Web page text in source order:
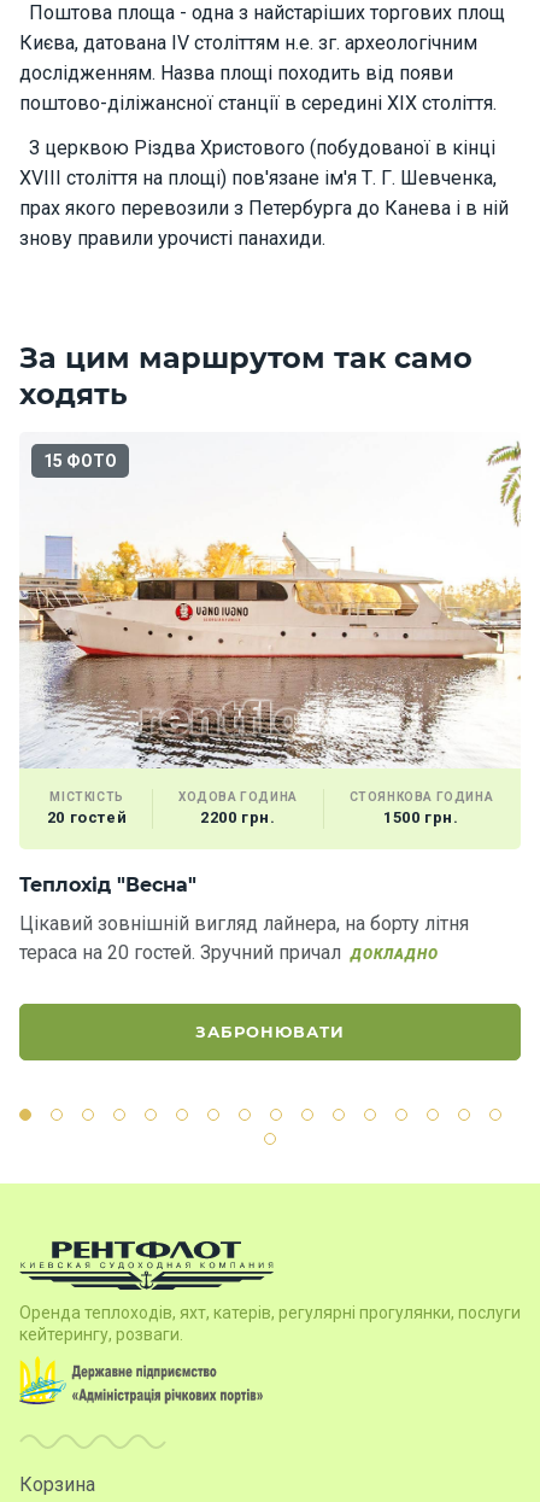
Поштова площа - одна з найстаріших торгових площ
Києва, датована IV століттям н.е. зг. археологічним
дослідженням. Назва площі походить від появи
поштово-діліжансної станції в середині XIX століття.
З церквою Різдва Христового (побудованої в кінці
XVIII століття на площі) пов'язане ім'я Т. Г. Шевченка,
прах якого перевозили з Петербурга до Канева і в ній
знову правили урочисті панахиди.
За цим маршрутом так само
ходять
15 ФОТО
МІСТКІСТЬ
20 гостей
ХОДОВА ГОДИНА
2200 грн.
СТОЯНКОВА ГОДИНА
1500 грн.
Теплохід "Весна"
Цікавий зовнішній вигляд лайнера, на борту літня
тераса на 20 гостей. Зручний причал
ДОКЛАДНО
ЗАБРОНЮВАТИ
Оренда теплоходів, яхт, катерів, регулярні прогулянки, послуги
кейтерингу, розваги.
Корзина
і
я
х
т
и
а
т
Про
Програ
відпочи
нку
Подару
нкові
сертифі
кати
и
Річкові
янки
Відгуки
Контакт